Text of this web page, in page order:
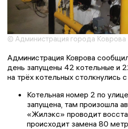
© Администрация города Коврова
Администрация Коврова
день запущены 42 котельные и
на трёх котельных столкнулись
Котельная номер 2 по
запущена, там произошла
«Жилэкс» проводит
происходит замена 80